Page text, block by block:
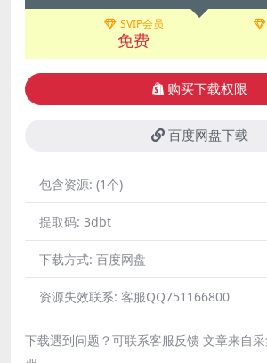
SVIP会员
免费
购买下载权限
百度网盘下载
包含资源: (1个)
提取码: 3dbt
下载方式: 百度网盘
资源失效联系: 客服QQ751166800
下载遇到问题？可联系客服反馈 文章来自